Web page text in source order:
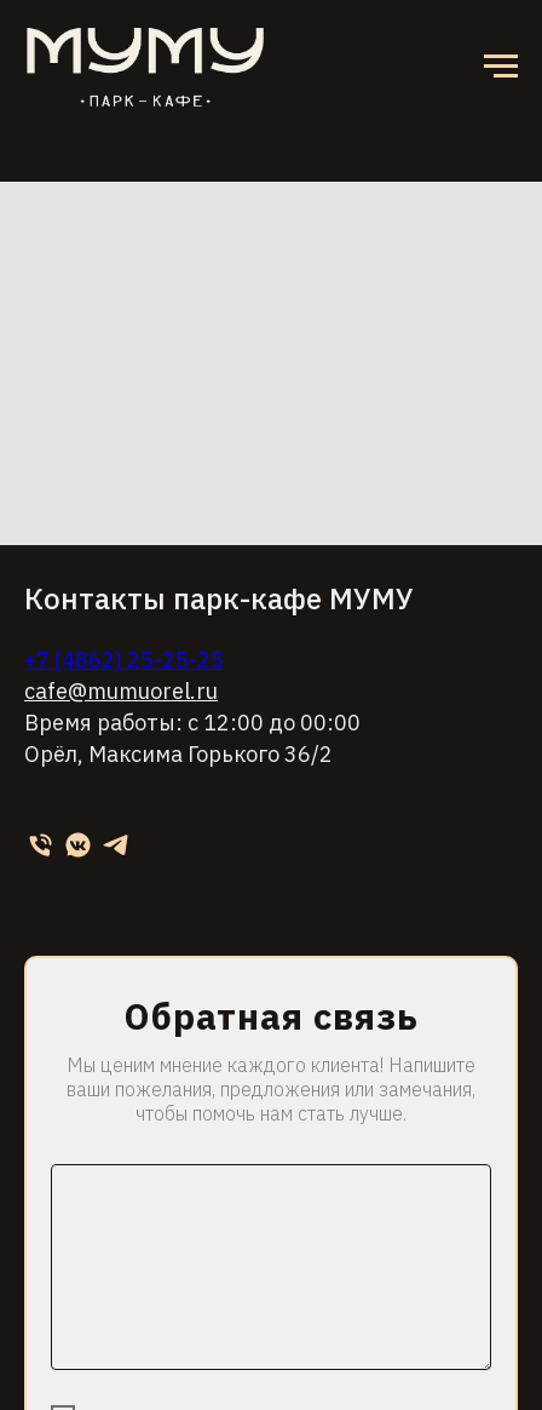
Контакты парк-кафе МУМУ
+7 (4862) 25-25-25
cafe@mumuorel.ru
Время работы: с 12:00 до 00:00
Орёл, Максима Горького 36/2
Обратная связь
Мы ценим мнение каждого клиента! Напишите
ваши пожелания, предложения или замечания,
чтобы помочь нам стать лучше.